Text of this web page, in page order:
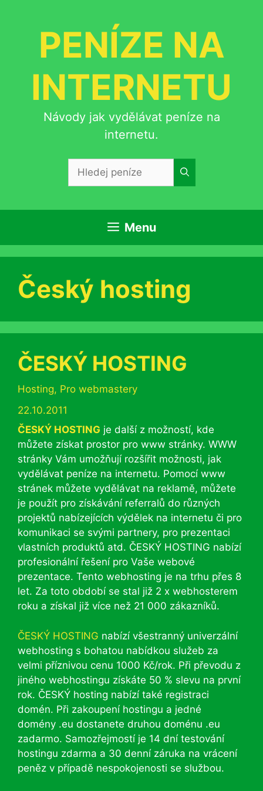
PENÍZE NA
INTERNETU
Návody jak vydělávat peníze na
internetu.
Menu
Český hosting
ČESKÝ HOSTING
Rubriky
Hosting, Pro webmastery
22.10.2011
ČESKÝ HOSTING je další z možností, kde
můžete získat prostor pro www stránky. WWW
stránky Vám umožňují rozšířit možnosti, jak
vydělávat peníze na internetu. Pomocí www
stránek můžete vydělávat na reklamě, můžete
je použít pro získávání referralů do různých
projektů nabízejících výdělek na internetu či pro
komunikaci se svými partnery, pro prezentaci
vlastních produktů atd. ČESKÝ HOSTING nabízí
profesionální řešení pro Vaše webové
prezentace. Tento webhosting je na trhu přes 8
let. Za toto období se stal již 2 x webhosterem
roku a získal již více než 21 000 zákazníků.
ČESKÝ HOSTING nabízí všestranný univerzální
webhosting s bohatou nabídkou služeb za
velmi příznivou cenu 1000 Kč/rok. Při převodu z
jiného webhostingu získáte 50 % slevu na první
rok. ČESKÝ hosting nabízí také registraci
domén. Při zakoupení hostingu a jedné
domény .eu dostanete druhou doménu .eu
zadarmo. Samozřejmostí je 14 dní testování
hostingu zdarma a 30 denní záruka na vrácení
peněz v případě nespokojenosti se službou.